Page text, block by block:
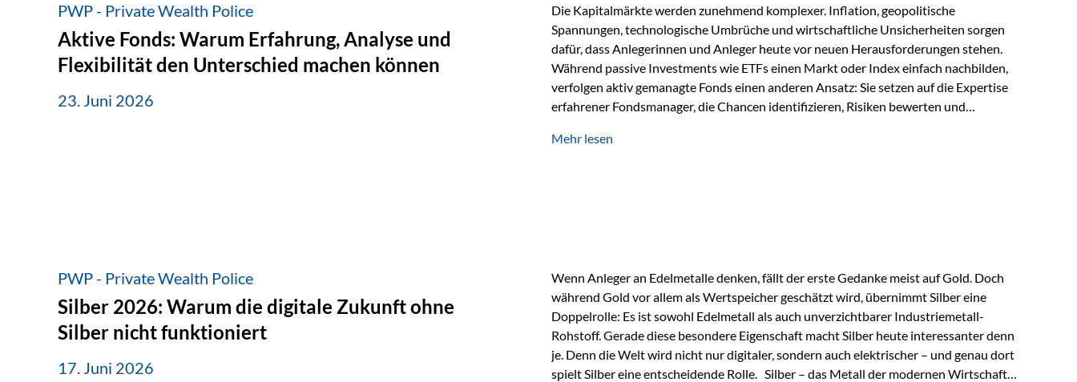
PWP - Private Wealth Police
Aktive Fonds: Warum Erfahrung, Analyse und
Flexibilität den Unterschied machen können
23. Juni 2026
Die Kapitalmärkte werden zunehmend komplexer. Inflation, geopolitische
Spannungen, technologische Umbrüche und wirtschaftliche Unsicherheiten sorgen
dafür, dass Anlegerinnen und Anleger heute vor neuen Herausforderungen stehen.
Während passive Investments wie ETFs einen Markt oder Index einfach nachbilden,
verfolgen aktiv gemanagte Fonds einen anderen Ansatz: Sie setzen auf die Expertise
erfahrener Fondsmanager, die Chancen identifizieren, Risiken bewerten und
geprägt ist, kann diese aktive Herangehensweise einen entscheidenden Mehrwert
Mehr lesen
PWP - Private Wealth Police
Silber 2026: Warum die digitale Zukunft ohne
Silber nicht funktioniert
17. Juni 2026
Wenn Anleger an Edelmetalle denken, fällt der erste Gedanke meist auf Gold. Doch
während Gold vor allem als Wertspeicher geschätzt wird, übernimmt Silber eine
Doppelrolle: Es ist sowohl Edelmetall als auch unverzichtbarer Industriemetall-
Rohstoff. Gerade diese besondere Eigenschaft macht Silber heute interessanter denn
je. Denn die Welt wird nicht nur digitaler, sondern auch elektrischer – und genau dort
spielt Silber eine entscheidende Rolle. Silber – das Metall der modernen Wirtschaft